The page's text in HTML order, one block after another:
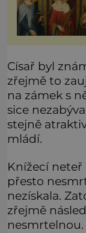
Císař byl
zřejmě to
na zámek s
sice
stejně
mládí.
Knížecí neteř
přesto
nezískala.
zřejmě
nesmrtelnou.